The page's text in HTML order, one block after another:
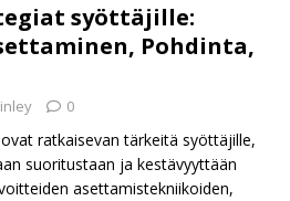
syöttäjille:
Pohdinta,
0
ratkaisevan tärkeitä syöttäjille,
suoritustaan ja kestävyyttään
asettamistekniikoiden,